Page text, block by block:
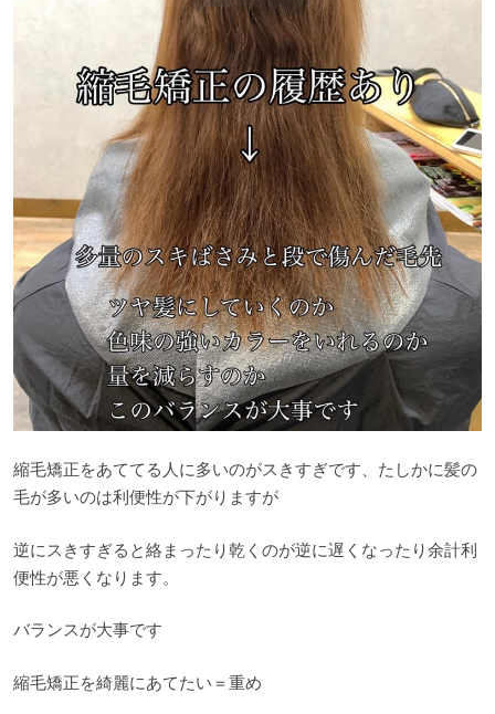
縮毛矯正をあててる人に多いのがスきすぎです、たしかに髪の
毛が多いのは利便性が下がりますが
逆にスきすぎると絡まったり乾くのが逆に遅くなったり余計利
便性が悪くなります。
バランスが大事です
縮毛矯正を綺麗にあてたい＝重め